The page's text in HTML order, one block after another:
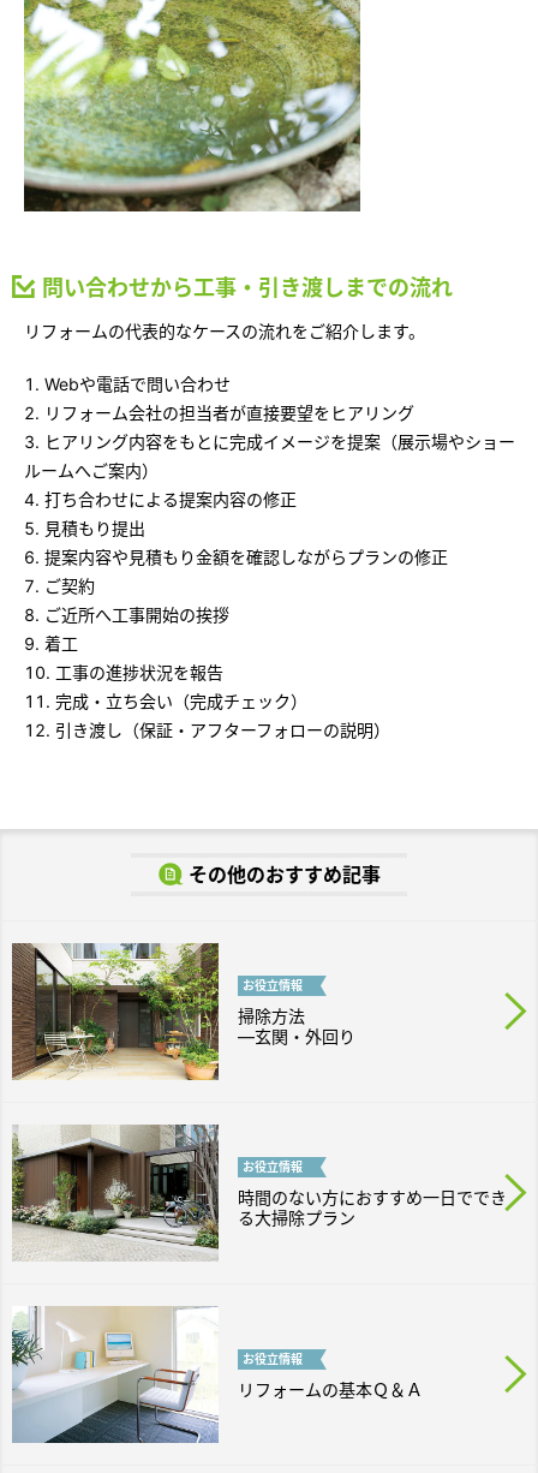
問い合わせから工事・引き渡しまでの流れ
リフォームの代表的なケースの流れをご紹介します。
Webや電話で問い合わせ
リフォーム会社の担当者が直接要望をヒアリング
ヒアリング内容をもとに完成イメージを提案（展示場やショー
ルームへご案内）
打ち合わせによる提案内容の修正
見積もり提出
提案内容や見積もり金額を確認しながらプランの修正
ご契約
ご近所へ工事開始の挨拶
着工
工事の進捗状況を報告
完成・立ち会い（完成チェック）
引き渡し（保証・アフターフォローの説明）
その他のおすすめ記事
お役立情報
掃除方法
―玄関・外回り
お役立情報
時間のない方におすすめ一日ででき
る大掃除プラン
お役立情報
リフォームの基本Ｑ＆Ａ